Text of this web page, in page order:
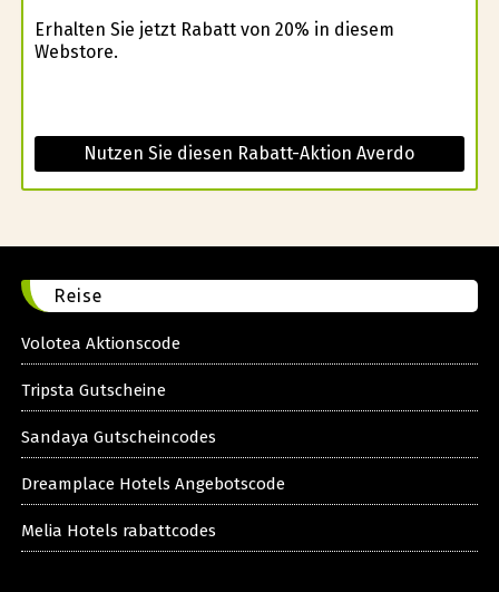
Erhalten Sie jetzt Rabatt von 20% in diesem
Webstore.
Nutzen Sie diesen Rabatt-Aktion Averdo
Reise
Volotea Aktionscode
Tripsta Gutscheine
Sandaya Gutscheincodes
Dreamplace Hotels Angebotscode
Melia Hotels rabattcodes